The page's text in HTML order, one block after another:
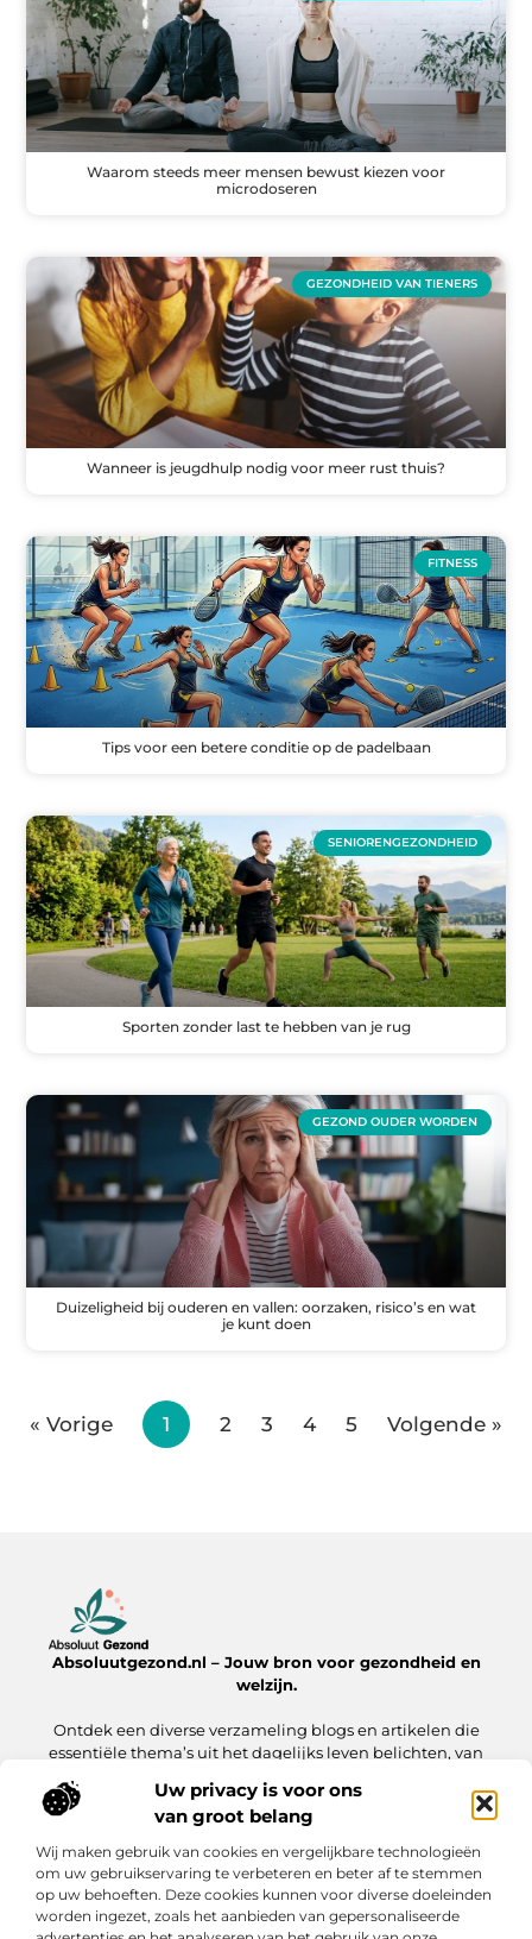
Uw privacy is voor ons
van groot belang
Wij maken gebruik van cookies en vergelijkbare technologieën
om uw gebruikservaring te verbeteren en beter af te stemmen
op uw behoeften. Deze cookies kunnen voor diverse doeleinden
worden ingezet, zoals het aanbieden van gepersonaliseerde
Waarom steeds meer mensen bewust kiezen voor
microdoseren
GEZONDHEID VAN TIENERS
Wanneer is jeugdhulp nodig voor meer rust thuis?
FITNESS
Tips voor een betere conditie op de padelbaan
SENIORENGEZONDHEID
Sporten zonder last te hebben van je rug
GEZOND OUDER WORDEN
Duizeligheid bij ouderen en vallen: oorzaken, risico’s en wat
je kunt doen
« Vorige 1 2 3 4 5 Volgende »
Absoluutgezond.nl – Jouw bron voor gezondheid en
welzijn.
Ontdek een diverse verzameling blogs en artikelen die
essentiële thema’s uit het dagelijks leven belichten, van
Bericht categorie